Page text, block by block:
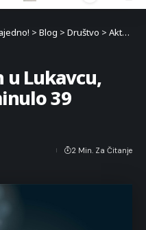
> Blog > Društvo > Aktuelnosti
u Lukavcu,
39
2 Min. Za Čitanje